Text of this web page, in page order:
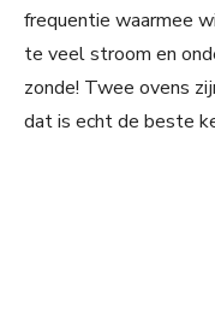
frequentie waarmee
te veel stroom en
zonde! Twee ovens
dat is echt de beste